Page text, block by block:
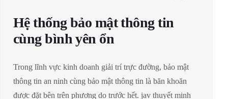
Hệ thống bảo mật thông tin
cùng bình yên ổn
Trong lĩnh vực kinh doanh giải trí trực đường, bảo mật
thông tin an ninh cùng bảo mật thông tin là băn khoăn
được đặt bên trên phương do trước hết. jav thuyết minh